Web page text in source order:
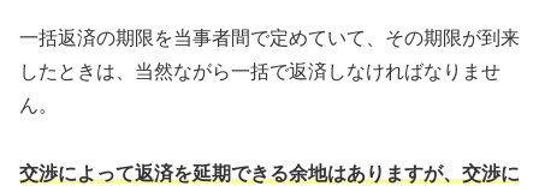
一括返済の期限を当事者間で定めていて、その期限が到来
したときは、当然ながら一括で返済しなければなりませ
ん。
交渉によって返済を延期できる余地はありますが、交渉に